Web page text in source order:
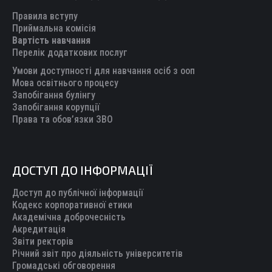
in
new
window
in
new
window
in
new
window
in
new
window
new
Правила вступу
Приймальна комісія
Вартість навчання
Перелік додаткових послуг
Умови доступності для навчання осіб з ооп
Мова освітнього процесу
Запобігання булінгу
Запобігання корупції
Права та обов’язки ЗВО
ДОСТУП ДО ІНФОРМАЦІЇ
Доступ до публічної інформації
Кодекс корпоративної етики
Академічна доброчесність
Акредитація
Звіти ректорів
Річний звіт про діяльність університетів
Громадські обговорення